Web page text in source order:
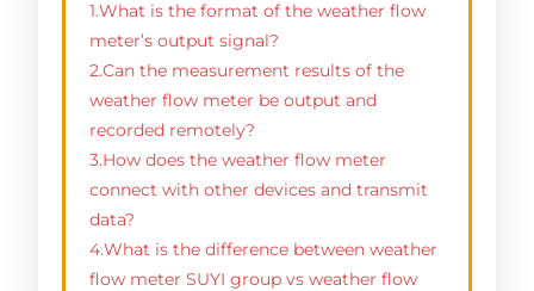
1.What is the format of the weather flow
meter’s output signal?
2.Can the measurement results of the
weather flow meter be output and
recorded remotely?
3.How does the weather flow meter
connect with other devices and transmit
data?
4.What is the difference between weather
flow meter SUYI group vs weather flow